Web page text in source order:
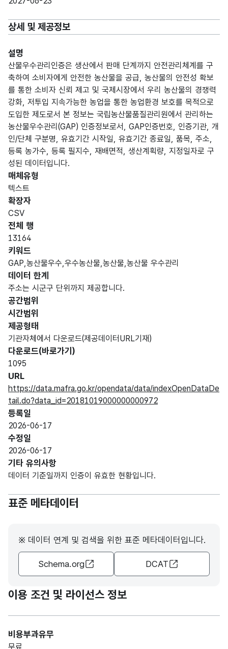
상세 및 제공정보
설명
산물우수관리인증은 생산에서 판매 단계까지 안전관리체계를 구
축하여 소비자에게 안전한 농산물을 공급, 농산물의 안전성 확보
를 통한 소비자 신뢰 제고 및 국제시장에서 우리 농산물의 경쟁력
강화, 저투입 지속가능한 농업을 통한 농업환경 보호를 목적으로
도입한 제도로서 본 정보는 국립농산물품질관리원에서 관리하는
농산물우수관리(GAP) 인증정보로서, GAP인증번호, 인증기관, 개
인/단체 구분명, 유효기간 시작일, 유효기간 종료일, 품목, 주소,
등록 농가수, 등록 필지수, 재배면적, 생산계획량, 지정일자로 구
성된 데이터입니다.
매체유형
텍스트
확장자
CSV
전체 행
13164
키워드
GAP,농산물우수,우수농산물,농산물,농산물 우수관리
데이터 한계
주소는 시군구 단위까지 제공합니다.
공간범위
시간범위
제공형태
기관자체에서 다운로드(제공데이터URL기재)
다운로드(바로가기)
1095
URL
https://data.mafra.go.kr/opendata/data/indexOpenDataDe
tail.do?data_id=20181019000000000972
등록일
2026-06-17
수정일
2026-06-17
기타 유의사항
데이터 기준일까지 인증이 유효한 현황입니다.
표준 메타데이터
※ 데이터 연계 및 검색을 위한 표준 메타데이터입니다.
Schema.org DCAT
이용 조건 및 라이선스 정보
비용부과유무
무료